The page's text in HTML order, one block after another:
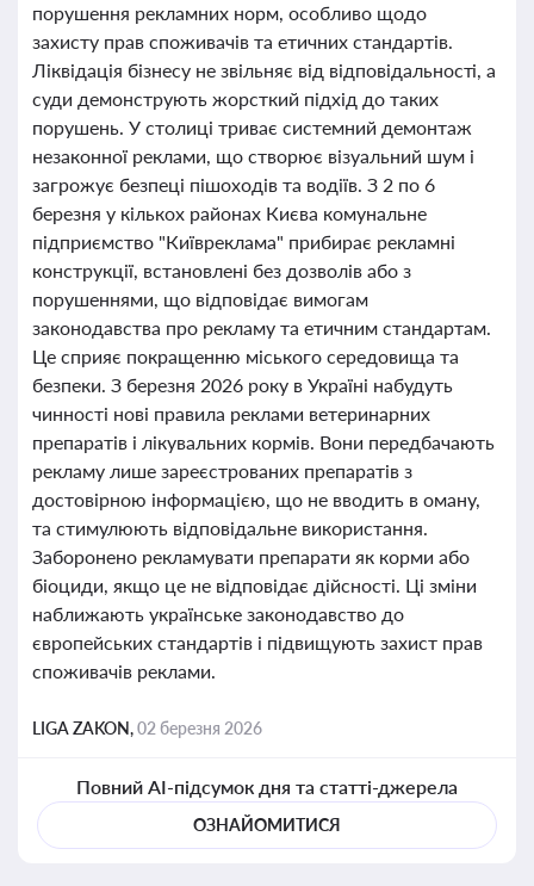
порушення рекламних норм, особливо щодо
захисту прав споживачів та етичних стандартів.
Ліквідація бізнесу не звільняє від відповідальності, а
суди демонструють жорсткий підхід до таких
порушень. У столиці триває системний демонтаж
незаконної реклами, що створює візуальний шум і
загрожує безпеці пішоходів та водіїв. З 2 по 6
березня у кількох районах Києва комунальне
підприємство "Київреклама" прибирає рекламні
конструкції, встановлені без дозволів або з
порушеннями, що відповідає вимогам
законодавства про рекламу та етичним стандартам.
Це сприяє покращенню міського середовища та
безпеки. З березня 2026 року в Україні набудуть
чинності нові правила реклами ветеринарних
препаратів і лікувальних кормів. Вони передбачають
рекламу лише зареєстрованих препаратів з
достовірною інформацією, що не вводить в оману,
та стимулюють відповідальне використання.
Заборонено рекламувати препарати як корми або
біоциди, якщо це не відповідає дійсності. Ці зміни
наближають українське законодавство до
європейських стандартів і підвищують захист прав
споживачів реклами.
LIGA ZAKON,02 березня 2026
Повний AI-підсумок дня та статті-джерела
ОЗНАЙОМИТИСЯ